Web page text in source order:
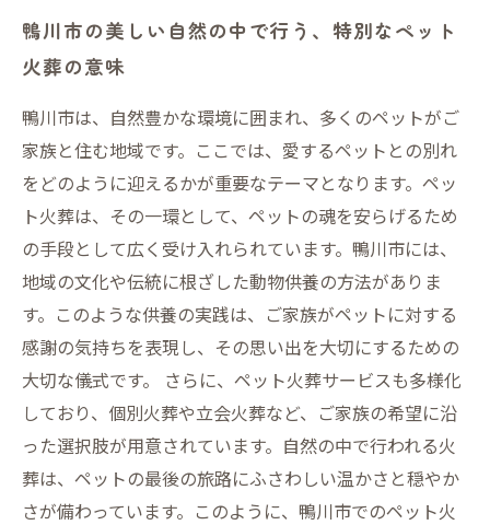
鴨川市の美しい自然の中で行う、特別なペット
火葬の意味
鴨川市は、自然豊かな環境に囲まれ、多くのペットがご
家族と住む地域です。ここでは、愛するペットとの別れ
をどのように迎えるかが重要なテーマとなります。ペッ
ト火葬は、その一環として、ペットの魂を安らげるため
の手段として広く受け入れられています。鴨川市には、
地域の文化や伝統に根ざした動物供養の方法がありま
す。このような供養の実践は、ご家族がペットに対する
感謝の気持ちを表現し、その思い出を大切にするための
大切な儀式です。 さらに、ペット火葬サービスも多様化
しており、個別火葬や立会火葬など、ご家族の希望に沿
った選択肢が用意されています。自然の中で行われる火
葬は、ペットの最後の旅路にふさわしい温かさと穏やか
さが備わっています。このように、鴨川市でのペット火